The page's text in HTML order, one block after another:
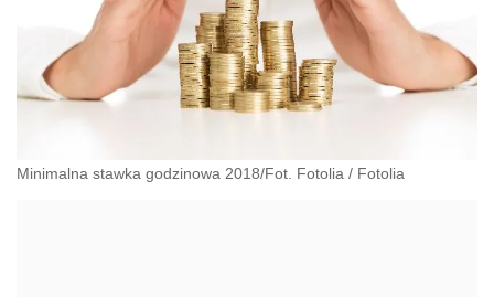
Minimalna stawka godzinowa 2018/Fot. Fotolia / Fotolia